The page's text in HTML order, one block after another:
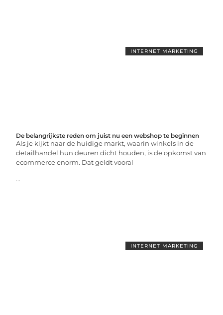
INTERNET MARKETING
De belangrijkste reden om juist nu een webshop te beginnen
Als je kijkt naar de huidige markt, waarin winkels in de
detailhandel hun deuren dicht houden, is de opkomst van
ecommerce enorm. Dat geldt vooral
...
INTERNET MARKETING